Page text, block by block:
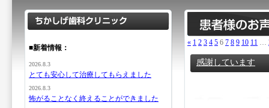
« 1 2 3 4 5 6 7 8 9 10 11 …
感謝しています
■新着情報：
2026.8.3
とても安心して治療してもらえました
2026.8.3
怖がることなく終えることができました